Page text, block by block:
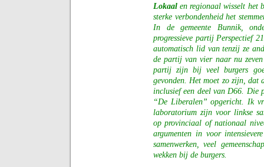
Lokaal en regionaal wisselt het
sterke verbondenheid het
In de gemeente Bunnik,
progressieve partij Perspectief
automatisch lid van tenzij ze
de partij van vier naar nu
partij zijn bij veel burgers
gevonden. Het moet zo zijn,
inclusief een deel van D66. Die
“De Liberalen” opgericht. Ik
laboratorium zijn voor linkse
op provinciaal of nationaal
argumenten in voor
samenwerken, veel
wekken bij de burgers.